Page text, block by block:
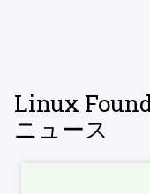
Linux
ニュース